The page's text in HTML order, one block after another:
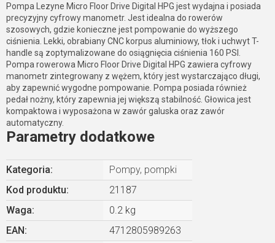
Pompa Lezyne Micro Floor Drive Digital HPG jest wydajna i posiada
precyzyjny cyfrowy manometr. Jest idealna do rowerów
szosowych, gdzie konieczne jest pompowanie do wyższego
ciśnienia. Lekki, obrabiany CNC korpus aluminiowy, tłok i uchwyt T-
handle są zoptymalizowane do osiągnięcia ciśnienia 160 PSI.
Pompa rowerowa Micro Floor Drive Digital HPG zawiera cyfrowy
manometr zintegrowany z wężem, który jest wystarczająco długi,
aby zapewnić wygodne pompowanie. Pompa posiada również
pedał nożny, który zapewnia jej większą stabilność. Głowica jest
kompaktowa i wyposażona w zawór galuska oraz zawór
automatyczny.
Parametry dodatkowe
Kategoria:
Pompy, pompki
Kod produktu:
21187
Waga:
0.2 kg
EAN:
4712805989263